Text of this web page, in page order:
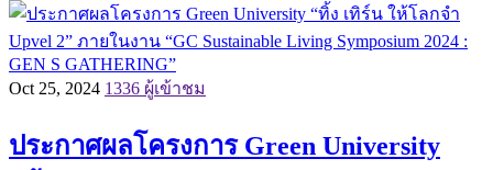
Oct 25, 2024 1336 ผู้เข้าชม
ประกาศผลโครงการ Green University